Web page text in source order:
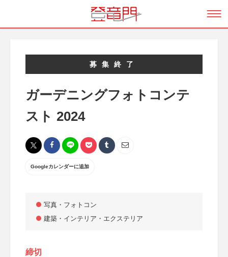
募集終了
ガーデニングフォトコンテ
スト 2024
Googleカレンダーに追加
写真・フォトコン
建築・インテリア・エクステリア
締切